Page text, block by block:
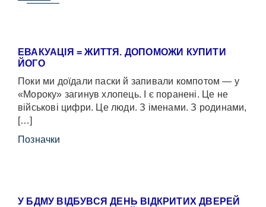
ЕВАКУАЦІЯ = ЖИТТЯ. ДОПОМОЖИ КУПИТИ
ЙОГО
Поки ми доїдали паски й запивали компотом — у
«Мороку» загинув хлопець. І є поранені. Це не
військові цифри. Це люди. З іменами. З родинами,
[…]
Позначки
У БДМУ ВІДБУВСЯ ДЕНЬ ВІДКРИТИХ ДВЕРЕЙ